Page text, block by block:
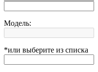
Модель:
*или выберите из списка